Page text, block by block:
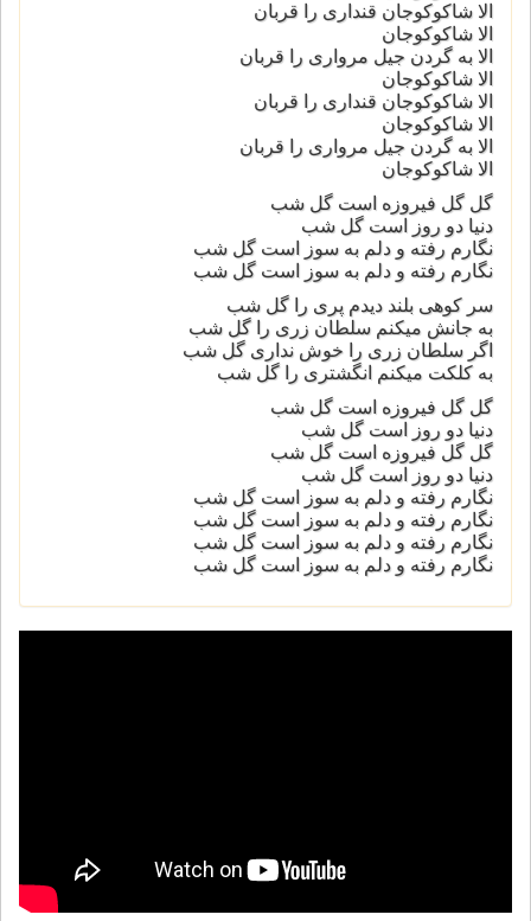
الا شاکوکوجان قنداری را قربان
الا شاکوکوجان
الا به گردن جیل مرواری را قربان
الا شاکوکوجان
الا شاکوکوجان قنداری را قربان
الا شاکوکوجان
الا به گردن جیل مرواری را قربان
الا شاکوکوجان
گل گل فیروزه است گل شب
دنیا دو روز است گل شب
نگارم رفته و دلم به سوز است گل شب
نگارم رفته و دلم به سوز است گل شب
سر کوهی بلند دیدم پری را گل شب
به جانش میکنم سلطان زری را گل شب
اگر سلطان زری را خوش نداری گل شب
به کلکت میکنم انگشتری را گل شب
گل گل فیروزه است گل شب
دنیا دو روز است گل شب
گل گل فیروزه است گل شب
دنیا دو روز است گل شب
نگارم رفته و دلم به سوز است گل شب
نگارم رفته و دلم به سوز است گل شب
نگارم رفته و دلم به سوز است گل شب
نگارم رفته و دلم به سوز است گل شب